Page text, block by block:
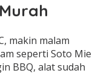
makin malam
seperti Soto Mie
BBQ, alat sudah